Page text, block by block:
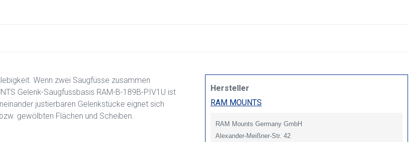
Wenn zwei Saugfüsse zusammen
Gelenk-Saugfussbasis RAM-B-189B-PIV1U ist
justierbaren Gelenkstücke eignet sich
gewölbten Flächen und Scheiben.
Hersteller
RAM MOUNTS
RAM Mounts Germany GmbH
Alexander-Meißner-Str. 42